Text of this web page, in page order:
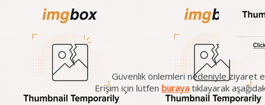
Güvenlik önlemleri nedeniyle ziyaret
Erişim için lütfen burayatıklayarak